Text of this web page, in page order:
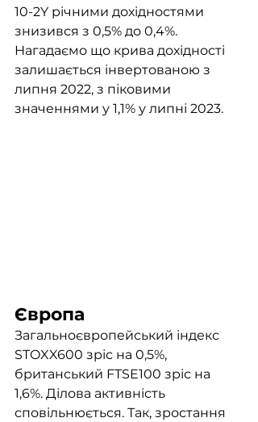
10-2Y річними дохідностями
знизився з 0,5% до 0,4%.
Нагадаємо що крива дохідності
залишається інвертованою з
липня 2022, з піковими
значеннями у 1,1% у липні 2023.
Європа
Загальноєвропейський індекс
STOXX600 зріс на 0,5%,
британський FTSE100 зріс на
1,6%. Ділова активність
сповільнюється. Так, зростання